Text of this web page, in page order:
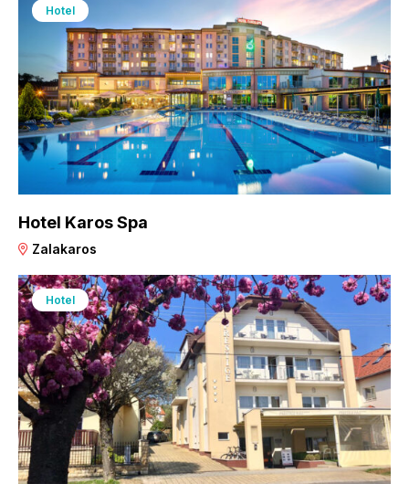
Hotel
Hotel Karos Spa
Zalakaros
Hotel